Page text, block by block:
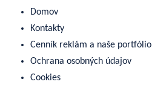
Domov
Kontakty
Cenník reklám a naše portfólio
Ochrana osobných údajov
Cookies